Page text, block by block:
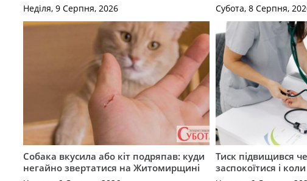
Неділя, 9 Серпня, 2026 Субота, 8 Серпня,
Собака вкусила або кіт подряпав: куди
негайно звертатися на Житомирщині
Тиск підвищився
заспокоїтися і